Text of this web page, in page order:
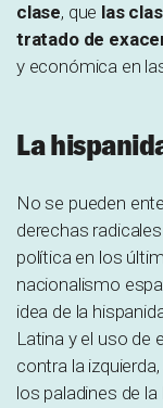
clase, que las
tratado de
y económica en
La
No se pueden
derechas
política en los
nacionalismo
idea de la
Latina y el uso de
contra la
los paladines de